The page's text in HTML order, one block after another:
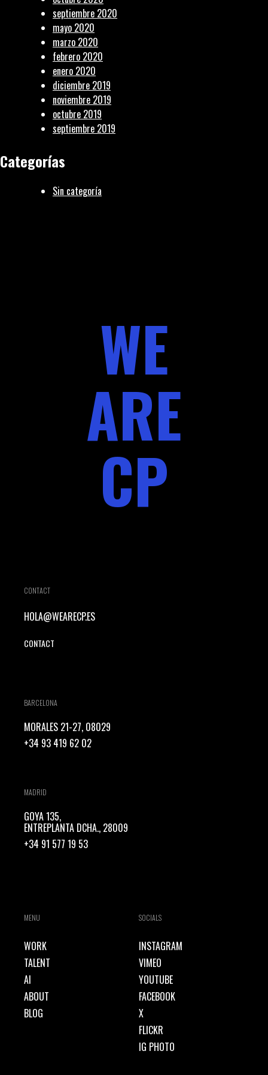
septiembre 2020
mayo 2020
marzo 2020
febrero 2020
enero 2020
diciembre 2019
noviembre 2019
octubre 2019
septiembre 2019
Categorías
Sin categoría
WE
ARE
CP
CONTACT
HOLA@WEARECP.ES
CONTACT
BARCELONA
MORALES 21-27, 08029
+34 93 419 62 02
MADRID
GOYA 135,
ENTREPLANTA DCHA., 28009
+34 91 577 19 53
MENU
WORK
TALENT
AI
ABOUT
BLOG
SOCIALS
INSTAGRAM
VIMEO
YOUTUBE
FACEBOOK
X
FLICKR
IG PHOTO